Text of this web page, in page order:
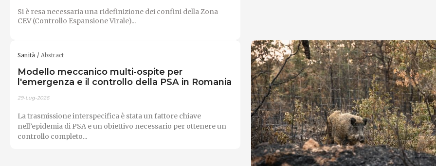
Si è resa necessaria una ridefinizione dei confini della Zona
CEV (Controllo Espansione Virale)...
Sanità Abstract
Modello meccanico multi-ospite per
l'emergenza e il controllo della PSA in Romania
29-Lug-2026
La trasmissione interspecifica è stata un fattore chiave
nell’epidemia di PSA e un obiettivo necessario per ottenere un
controllo completo...